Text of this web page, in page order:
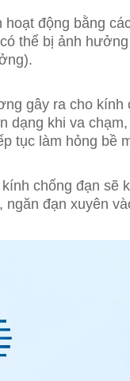
hoạt động bằng
thể bị ảnh
gây ra cho
dạng khi va
tục làm hỏng bề
chống đạn sẽ
đạn xuyên